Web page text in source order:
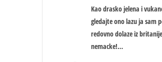
Kao drasko jelena i
gledajte ono lazu ja sam
redovno dolaze iz
nemacke!…